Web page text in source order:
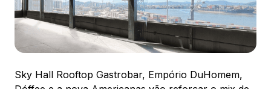
Ver local
Chamar Uber
Sky Hall Rooftop Gastrobar, Empório DuHomem,